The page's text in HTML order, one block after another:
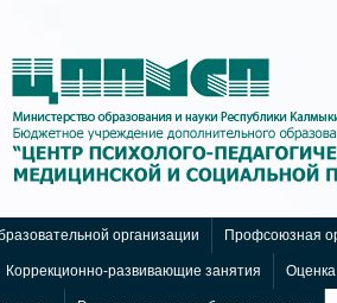
организации Профсоюзная
Коррекционно-развивающие занятия Оценка